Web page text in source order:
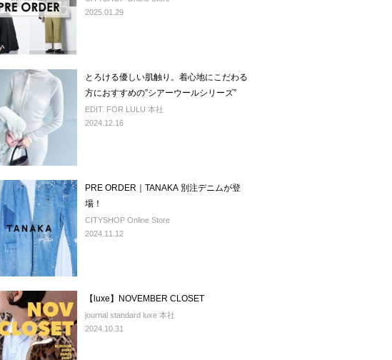
2025.01.29
とろける優しい肌触り。着心地にこだわる
方におすすめの”シアーウールシリーズ”
EDIT. FOR LULU 本社
2024.12.16
PRE ORDER｜TANAKA 別注デニムが登
場！
CITYSHOP Online Store
2024.11.12
【luxe】NOVEMBER CLOSET
journal standard luxe 本社
2024.10.31